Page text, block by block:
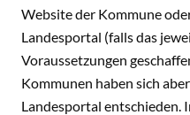
Website der Kommune
Landesportal (falls das
Voraussetzungen
Kommunen haben sich
Landesportal entschieden.